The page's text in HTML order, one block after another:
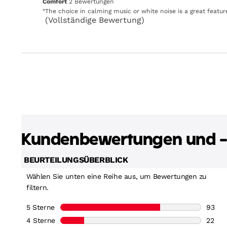
for
full
review
2
Bewertungen
Review
snippet.
full
“The choice in calming music or white noise is a great
(Vollständige Bewertung)